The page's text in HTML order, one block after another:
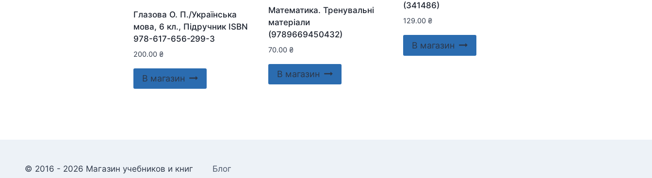
Глазова О. П./Українська
мова, 6 кл., Підручник ISBN
978-617-656-299-3
200.00 ₴
В магазин
Математика. Тренувальні
матеріали
(9789669450432)
70.00 ₴
В магазин
(341486)
129.00 ₴
В магазин
© 2016 - 2026 Магазин учебников и книг Блог